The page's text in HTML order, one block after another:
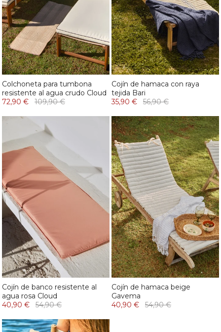
Colchoneta para tumbona
resistente al agua crudo Cloud
72,90 €
109,90 €
Cojín de hamaca con raya
tejida Bari
35,90 €
56,90 €
Cojín de banco resistente al
agua rosa Cloud
40,90 €
54,90 €
Cojín de hamaca beige
Gavema
40,90 €
54,90 €